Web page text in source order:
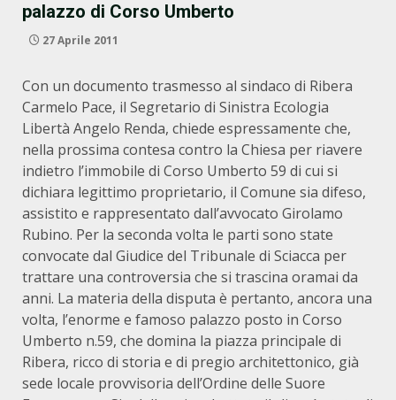
palazzo di Corso Umberto
27 Aprile 2011
Con un documento trasmesso al sindaco di Ribera
Carmelo Pace, il Segretario di Sinistra Ecologia
Libertà Angelo Renda, chiede espressamente che,
nella prossima contesa contro la Chiesa per riavere
indietro l’immobile di Corso Umberto 59 di cui si
dichiara legittimo proprietario, il Comune sia difeso,
assistito e rappresentato dall’avvocato Girolamo
Rubino. Per la seconda volta le parti sono state
convocate dal Giudice del Tribunale di Sciacca per
trattare una controversia che si trascina oramai da
anni. La materia della disputa è pertanto, ancora una
volta, l’enorme e famoso palazzo posto in Corso
Umberto n.59, che domina la piazza principale di
Ribera, ricco di storia e di pregio architettonico, già
sede locale provvisoria dell’Ordine delle Suore